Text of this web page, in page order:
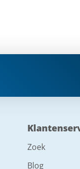
Zoek
Blog